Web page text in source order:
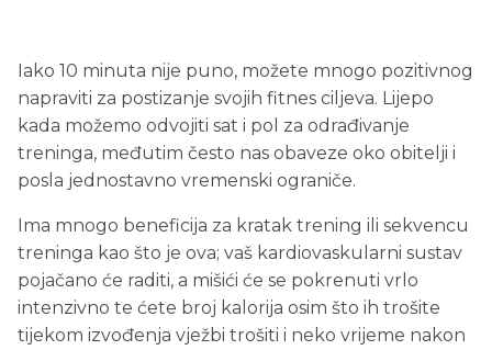
Iako 10 minuta nije puno, možete mnogo pozitivnog
napraviti za postizanje svojih fitnes ciljeva. Lijepo
kada možemo odvojiti sat i pol za odrađivanje
treninga, međutim često nas obaveze oko obitelji i
posla jednostavno vremenski ograniče.
Ima mnogo beneficija za kratak trening ili sekvencu
treninga kao što je ova; vaš kardiovaskularni sustav
pojačano će raditi, a mišići će se pokrenuti vrlo
intenzivno te ćete broj kalorija osim što ih trošite
tijekom izvođenja vježbi trošiti i neko vrijeme nakon